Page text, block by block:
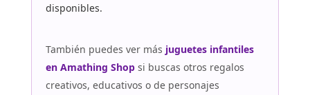
disponibles.
También puedes ver más juguetes infantiles
en Amathing Shopsi buscas otros regalos
creativos, educativos o de personajes